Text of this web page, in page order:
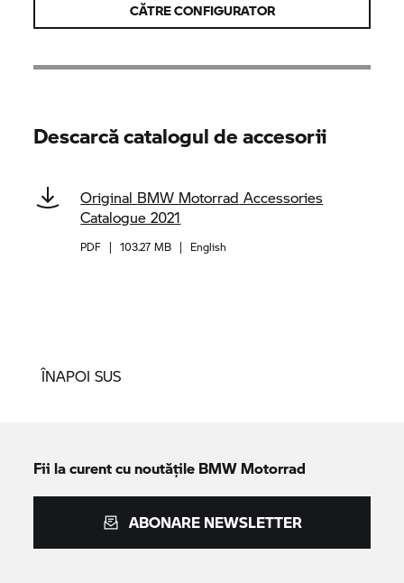
CĂTRE CONFIGURATOR
Descarcă catalogul de accesorii
Original BMW Motorrad Accessories
Catalogue 2021
PDF | 103.27 MB | English
ÎNAPOI SUS
Fii la curent cu noutățile BMW Motorrad
ABONARE NEWSLETTER